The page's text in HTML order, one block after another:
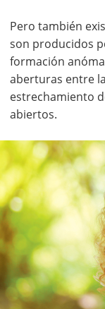
Pero también
son producidos
formación
aberturas entre
estrechamiento
abiertos.